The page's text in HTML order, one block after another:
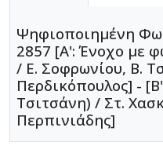
Ψηφιοποιημένη
2857 [Α': Ένοχο με
/ Ε. Σοφρωνίου, Β.
Περδικόπουλος] -
Τσιτσάνη) / Στ.
Περπινιάδης]